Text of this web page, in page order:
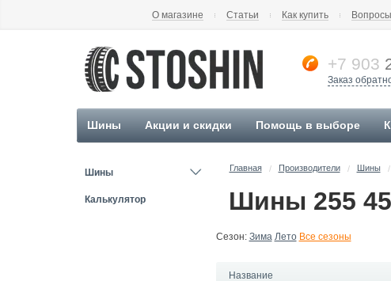
О магазине Статьи Как купить
+7 903
Заказ
Шины Акции и скидки Помощь в выборе
Шины
Калькулятор
Главная / Производители / Шины /
Шины 255
Сезон: Зима Лето Все сезоны
Название